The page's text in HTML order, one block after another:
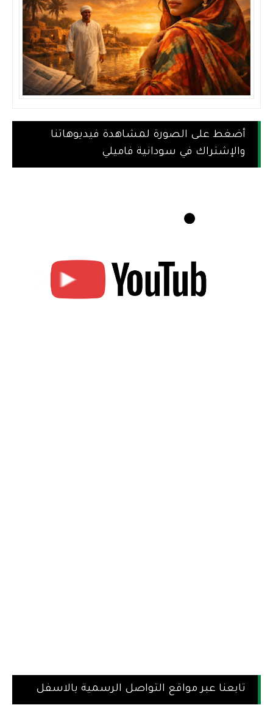
أضغط على الصورة لمشاهدة فيديوهاتنا
والإشتراك في سودانية فاميلي
تابعنا عبر مواقع التواصل الرسمية بالاسفل